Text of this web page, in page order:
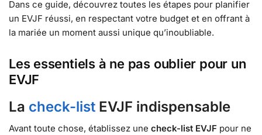
Dans ce guide, découvrez toutes les étapes pour planifier
un EVJF réussi, en respectant votre budget et en offrant à
la mariée un moment aussi unique qu’inoubliable.
Les essentiels à ne pas oublier pour un
EVJF
La check-list EVJF indispensable
Avant toute chose, établissez une check-list EVJF pour ne